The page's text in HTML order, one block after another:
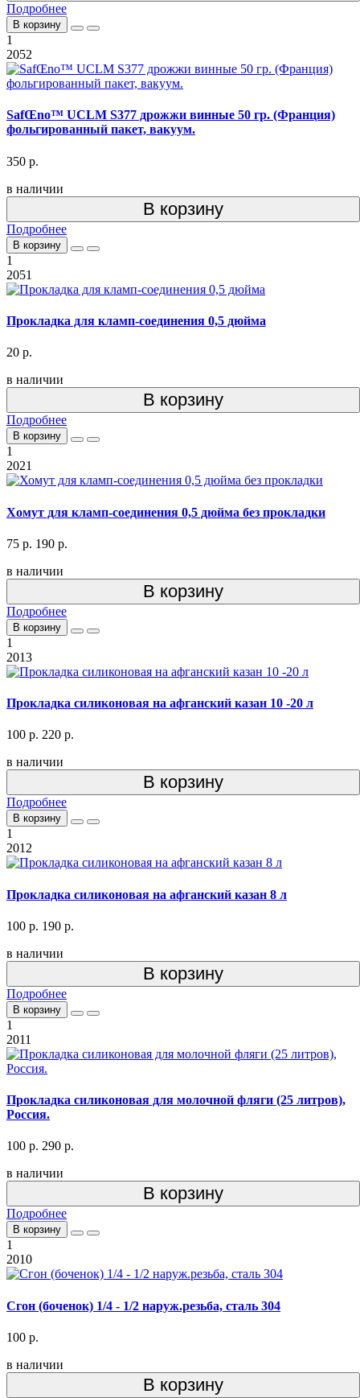
Подробнее
В корзину
1
2052
SafŒno™ UCLM S377 дрожжи винные 50 гр. (Франция)
фольгированный пакет, вакуум.
350 р.
в наличии
В корзину
Подробнее
В корзину
1
2051
Прокладка для кламп-соединения 0,5 дюйма
20 р.
в наличии
В корзину
Подробнее
В корзину
1
2021
Хомут для кламп-соединения 0,5 дюйма без прокладки
75 р. 190 р.
в наличии
В корзину
Подробнее
В корзину
1
2013
Прокладка силиконовая на афганский казан 10 -20 л
100 р. 220 р.
в наличии
В корзину
Подробнее
В корзину
1
2012
Прокладка силиконовая на афганский казан 8 л
100 р. 190 р.
в наличии
В корзину
Подробнее
В корзину
1
2011
Прокладка силиконовая для молочной фляги (25 литров),
Россия.
100 р. 290 р.
в наличии
В корзину
Подробнее
В корзину
1
2010
Сгон (боченок) 1/4 - 1/2 наруж.резьба, сталь 304
100 р.
в наличии
В корзину